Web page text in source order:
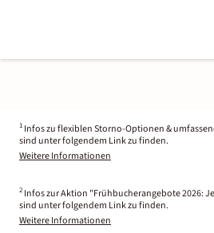
1 Infos zu flexiblen Storno-Optionen &
sind unter folgendem Link zu finden.
Weitere Informationen
2 Infos zur Aktion "Frühbucherangebote 2026:
sind unter folgendem Link zu finden.
Weitere Informationen